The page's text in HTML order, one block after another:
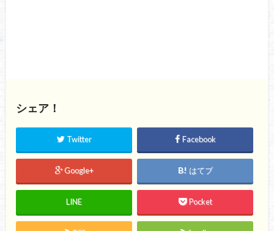
シェア！
Twitter Facebook
Google+ はてブ
LINE Pocket